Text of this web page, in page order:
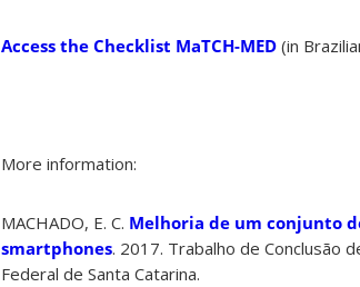
Access the Checklist MaTCH-MED (in
More information:
MACHADO, E. C. Melhoria de um conjunto
smartphones. 2017. Trabalho de Conclusão
Federal de Santa Catarina.